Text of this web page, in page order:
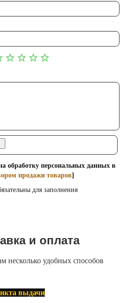
обработку персональных данных в
продажи товаров]
для заполнения
и оплата
несколько удобных способов
выдачи